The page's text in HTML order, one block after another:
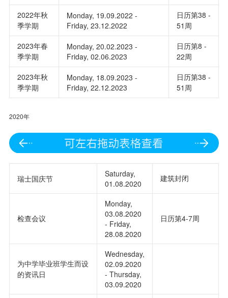
2022年秋
季学期
Monday, 19.09.2022 -
Friday, 23.12.2022
日历第38 -
51周
2023年春
季学期
Monday, 20.02.2023 -
Friday, 02.06.2023
日历第8 -
22周
2023年秋
季学期
Monday, 18.09.2023 -
Friday, 22.12.2023
日历第38 -
51周
2020年
瑞士国庆节
Saturday,
01.08.2020
建筑封闭
检查会议
Monday,
03.08.2020
- Friday,
28.08.2020
日历第4-7周
为中学毕业班学生而设
的资讯日
Wednesday,
02.09.2020
- Thursday,
03.09.2020